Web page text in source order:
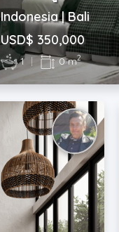
Indonesia | Bali
USD$ 350,000
1 | 0 m2